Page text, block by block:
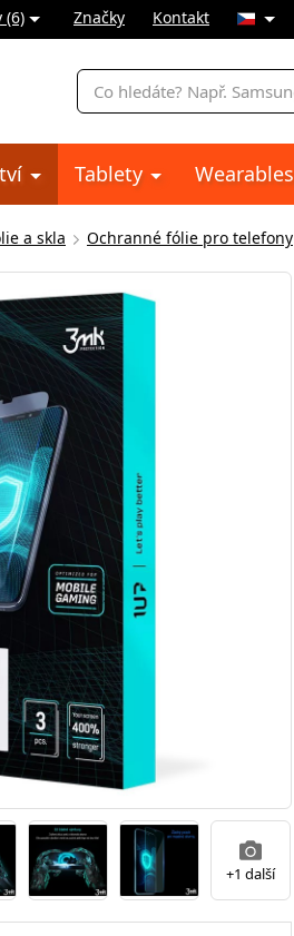
(6) Značky Kontakt
Vyhledávání
Tablety Wearables
a skla Ochranné fólie pro telefony
+1 další